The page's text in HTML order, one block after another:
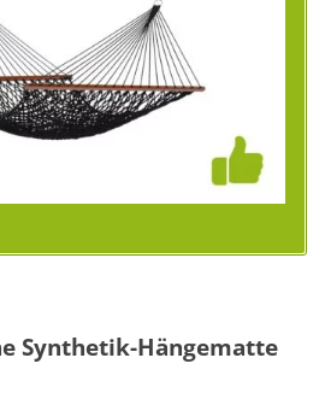
Synthetik-Hängematte